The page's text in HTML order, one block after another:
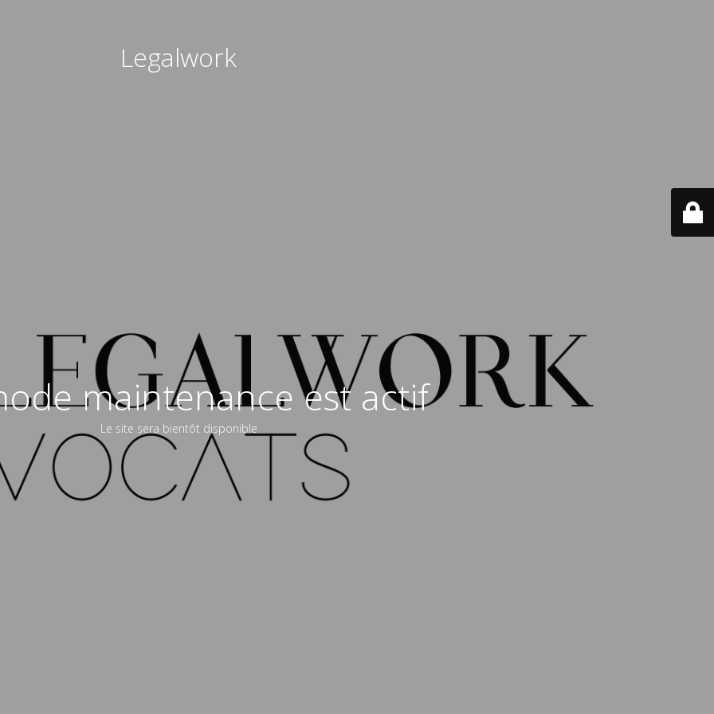
Legalwork
maintenance est actif
Le site sera bientôt disponible